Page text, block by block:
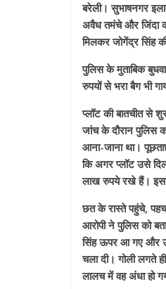
बरेली। सुभाषनगर
अवैध तमंचे और जिंदा
मिलकर जोगेंद्र सिंह
पुलिस के मुताबिक
रुपयों से भरा बैग भी
प्लॉट की बातचीत से
जांच के दौरान पुलिस
आना-जाना था।
कि अगर प्लॉट उसे
लाख रुपये रखे हैं।
छत के रास्ते पहुंचे,
आरोपी ने पुलिस को
सिंह ऊपर आ गए और
चला दी। गोली लगते
लालच में वह अंधा हो